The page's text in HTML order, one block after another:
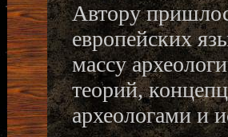
Автору
европейских
массу
теорий,
археологами и